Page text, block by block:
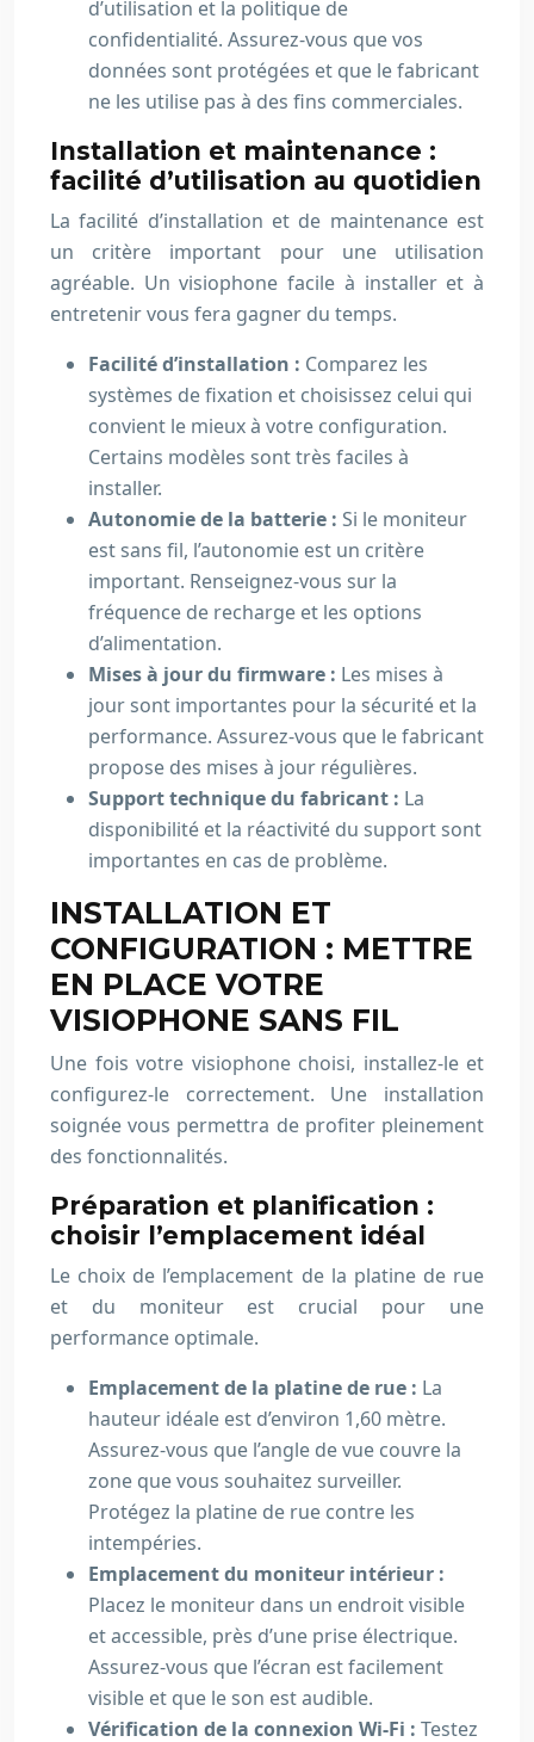
d’utilisation et la politique de
confidentialité. Assurez-vous que vos
données sont protégées et que le fabricant
ne les utilise pas à des fins commerciales.
Installation et maintenance :
facilité d’utilisation au quotidien
La facilité d’installation et de maintenance est
un critère important pour une utilisation
agréable. Un visiophone facile à installer et à
entretenir vous fera gagner du temps.
Facilité d’installation : Comparez les
systèmes de fixation et choisissez celui qui
convient le mieux à votre configuration.
Certains modèles sont très faciles à
installer.
Autonomie de la batterie : Si le moniteur
est sans fil, l’autonomie est un critère
important. Renseignez-vous sur la
fréquence de recharge et les options
d’alimentation.
Mises à jour du firmware : Les mises à
jour sont importantes pour la sécurité et la
performance. Assurez-vous que le fabricant
propose des mises à jour régulières.
Support technique du fabricant : La
disponibilité et la réactivité du support sont
importantes en cas de problème.
INSTALLATION ET
CONFIGURATION : METTRE
EN PLACE VOTRE
VISIOPHONE SANS FIL
Une fois votre visiophone choisi, installez-le et
configurez-le correctement. Une installation
soignée vous permettra de profiter pleinement
des fonctionnalités.
Préparation et planification :
choisir l’emplacement idéal
Le choix de l’emplacement de la platine de rue
et du moniteur est crucial pour une
performance optimale.
Emplacement de la platine de rue : La
hauteur idéale est d’environ 1,60 mètre.
Assurez-vous que l’angle de vue couvre la
zone que vous souhaitez surveiller.
Protégez la platine de rue contre les
intempéries.
Emplacement du moniteur intérieur :
Placez le moniteur dans un endroit visible
et accessible, près d’une prise électrique.
Assurez-vous que l’écran est facilement
visible et que le son est audible.
Vérification de la connexion Wi-Fi : Testez